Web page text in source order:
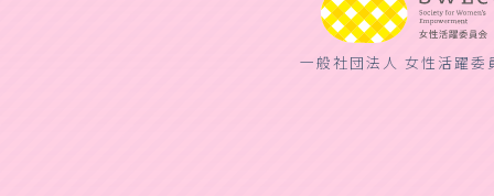
一般社団法人 女性活躍委